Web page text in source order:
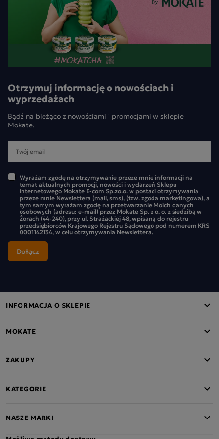
Otrzymuj informację o nowościach i
wyprzedażach
Bądź na bieżąco z nowościami i promocjami w sklepie
Mokate.
Wyrażam zgodę na otrzymywanie przeze mnie informacji na
temat aktualnych promocji, nowości i wydarzeń Sklepu
internetowego Mokate E-com Sp.zo.o. w postaci otrzymywania
przeze mnie Newslettera (mail, sms), (tzw. zgoda marketingowa), a
tym samym wyrażam zgodę na przetwarzanie Moich danych
osobowych (adresu: e-mail) przez Mokate Sp. z o. o. z siedzibą w
Żorach (44-240), przy ul. Strażackiej 48, wpisaną do rejestru
przedsiębiorców Krajowego Rejestru Sądowego pod numerem KRS
0001142134, w celu otrzymywania Newslettera.
INFORMACJA O SKLEPIE
MOKATE
ZAKUPY
KATEGORIE
NASZE MARKI